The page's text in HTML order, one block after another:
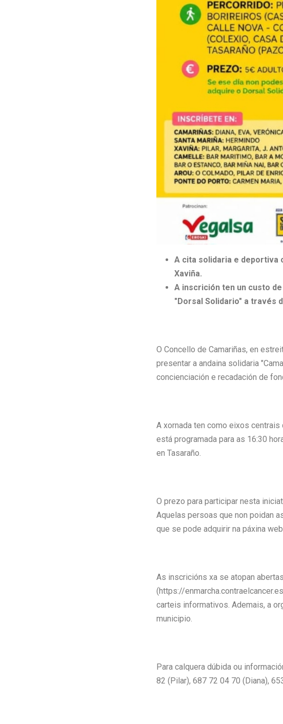
A cita solidaria e deportiva
Xaviña.
A inscrición ten un custo
"Dorsal Solidario" a través
O Concello de Camariñas, en
presentar a andaina solidaria
concienciación e recadación de
A xornada ten como eixos
está programada para as 16:30
en Tasaraño.
O prezo para participar nesta
Aquelas persoas que non poidan
que se pode adquirir na páxina
As inscricións xa se atopan
(https://
carteis informativos. Ademais, a
municipio.
Para calquera dúbida ou
82 (Pilar), 687 72 04 70 (Diana),